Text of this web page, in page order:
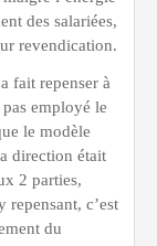
des salariées,
revendication.
fait repenser à
employé le
le modèle
direction était
2 parties,
repensant, c’est
du